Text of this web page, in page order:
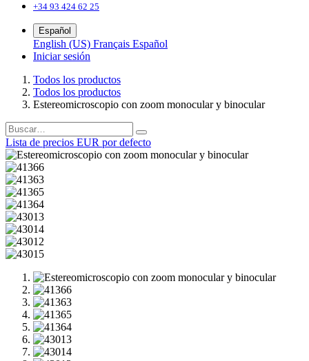
+34 93 424 62 25
Español
English (US) Français Español
Iniciar sesión
Todos los productos
Todos los productos
Estereomicroscopio con zoom monocular y binocular
Lista de precios EUR por defecto